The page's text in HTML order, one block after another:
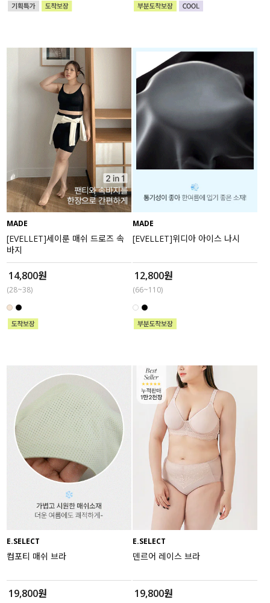
MADE
[EVELLET]세이룬 매쉬 드로즈 속
바지
14,800원
(28~38)
MADE
[EVELLET]위디아 아이스 나시
12,800원
(66~110)
E.SELECT
컴포티 매쉬 브라
19,800원
E.SELECT
덴르어 레이스 브라
19,800원